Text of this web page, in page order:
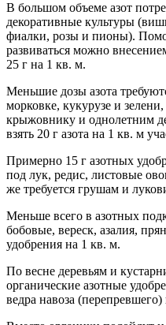
В большом объеме азот
декоративные культуры
фиалки, розы и пионы).
развиваться можно
25 г на 1 кв. м.
Меньшие дозы азота
морковке, кукурузе и
крыжовнику и однолетним
взять 20 г азота на 1 кв. м
Примерно 15 г азотных
под лук, редис, листовые
же требуется грушам и
Меньше всего в азотных
бобовые, вереск, азалия,
удобрения на 1 кв. м.
По весне деревьям и
органические азотные
ведра навоза